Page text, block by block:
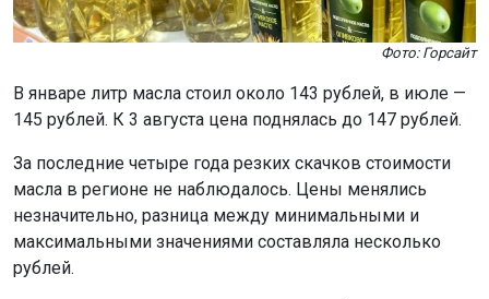
Фото: Горсайт
В январе литр масла стоил около 143 рублей, в июле —
145 рублей. К 3 августа цена поднялась до 147 рублей.
За последние четыре года резких скачков стоимости
масла в регионе не наблюдалось. Цены менялись
незначительно, разница между минимальными и
максимальными значениями составляла несколько
рублей.